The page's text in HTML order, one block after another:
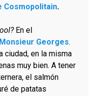
Cosmopolitain.
En el
Monsieur Georges.
ciudad, en la misma
muy bien. A tener
el salmón
de patatas